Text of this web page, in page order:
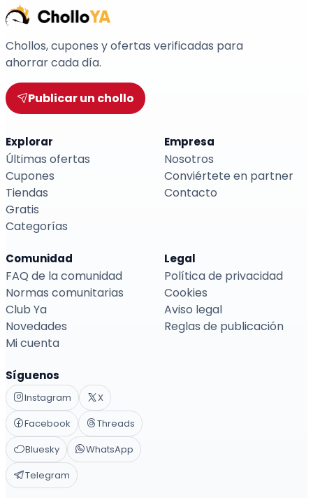
Chollos, cupones y ofertas verificadas para
ahorrar cada día.
Publicar un chollo
Explorar
Últimas ofertas
Cupones
Tiendas
Gratis
Categorías
Empresa
Nosotros
Conviértete en partner
Contacto
Comunidad
FAQ de la comunidad
Normas comunitarias
Club Ya
Novedades
Mi cuenta
Legal
Política de privacidad
Cookies
Aviso legal
Reglas de publicación
Síguenos
Instagram
X
Facebook
Threads
Bluesky
WhatsApp
Telegram